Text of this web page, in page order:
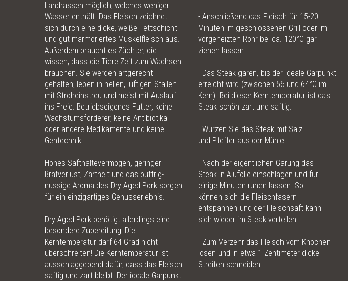
KONTAKT &
Landrassen möglich, welches weniger
Wasser enthält. Das Fleisch zeichnet
sich durch eine dicke, weiße Fettschicht
und gut marmoriertes Muskelfleisch aus.
Außerdem braucht es Züchter, die
wissen, dass die Tiere Zeit zum Wachsen
brauchen. Sie werden artgerecht
gehalten, leben in hellen, luftigen Ställen
mit Stroheinstreu und meist mit Auslauf
ins Freie. Betriebseigenes Futter, keine
Wachstumsförderer, keine Antibiotika
oder andere Medikamente und keine
Gentechnik.
Hohes Safthaltevermögen, geringer
Bratverlust, Zartheit und das buttrig-
nussige Aroma des Dry Aged Pork sorgen
für ein einzigartiges Genusserlebnis.
Dry Aged Pork benötigt allerdings eine
besondere Zubereitung: Die
Kerntemperatur darf 64 Grad nicht
überschreiten! Die Kerntemperatur ist
ausschlaggebend dafür, dass das Fleisch
saftig und zart bleibt. Der ideale Garpunkt
- Anschließend das Fleisch für 15-20
Minuten im geschlossenen Grill oder im
vorgeheizten Rohr bei ca. 120°C gar
ziehen lassen.
- Das Steak garen, bis der ideale Garpunkt
erreicht wird (zwischen 56 und 64°C im
Kern). Bei dieser Kerntemperatur ist das
Steak schön zart und saftig.
- Würzen Sie das Steak mit Salz
und Pfeffer aus der Mühle.
- Nach der eigentlichen Garung das
Steak in Alufolie einschlagen und für
einige Minuten ruhen lassen. So
können sich die Fleischfasern
entspannen und der Fleischsaft kann
sich wieder im Steak verteilen.
- Zum Verzehr das Fleisch vom Knochen
lösen und in etwa 1 Zentimeter dicke
Streifen schneiden.